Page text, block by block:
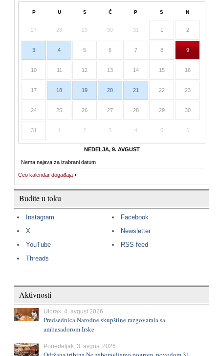
P U S Č P S N
27 28 29 30 31 1 2
3 4 5 6 7 8 9
10 11 12 13 14 15 16
17 18 19 20 21 22 23
24 25 26 27 28 29 30
31 1 2 3 4 5 6
NEDELJA, 9. AVGUST
Nema najava za izabrani datum
Ceo kalendar događaja
Budite u toku
Instagram
X
YouTube
Threads
Facebook
Newsletter
RSS feed
Aktivnosti
Utorak, 4. avgust 2026.
Predsednica Narodne skupštine razgovarala sa
ambasadorom Irske
Ponedeljak, 3. avgust 2026.